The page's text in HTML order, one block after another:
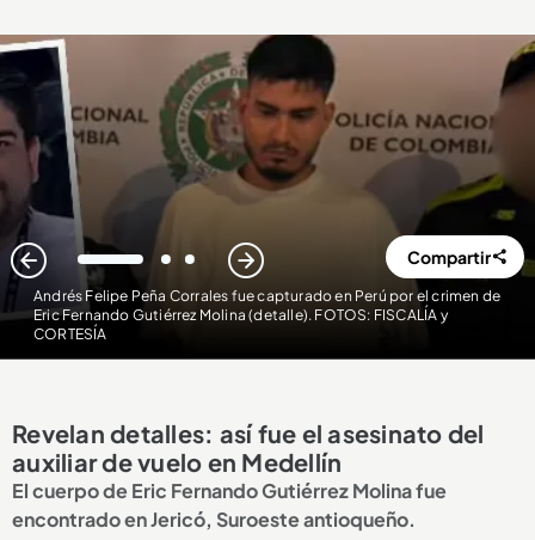
Andrés Felipe Peña Corrales fue capturado en Perú por el crimen de
Eric Fernando Gutiérrez Molina (detalle). FOTOS: FISCALÍA y
CORTESÍA
1 2 3 Compartir
Revelan detalles: así fue el asesinato del
auxiliar de vuelo en Medellín
El cuerpo de Eric Fernando Gutiérrez Molina fue
encontrado en Jericó, Suroeste antioqueño.